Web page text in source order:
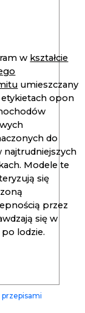
w kształcie
umieszczany
etykietach opon
do
najtrudniejszych
Modele te
się
przez
się w
po lodzie.